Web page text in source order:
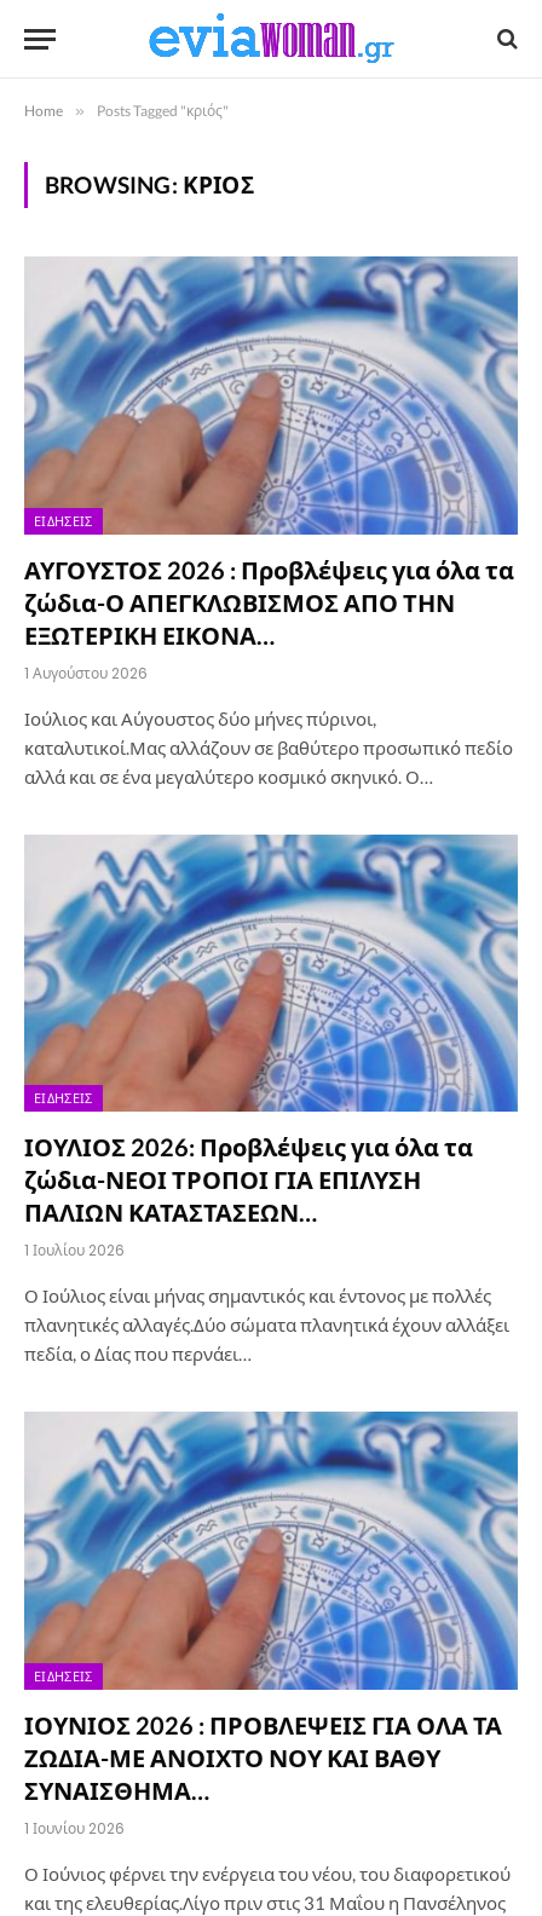
Home » Posts Tagged "κριός"
BROWSING: ΚΡΙΌΣ
ΕΙΔΉΣΕΙΣ
ΑΥΓΟΥΣΤΟΣ 2026 : Προβλέψεις για όλα τα
ζώδια-Ο ΑΠΕΓΚΛΩΒΙΣΜΟΣ ΑΠΟ ΤΗΝ
ΕΞΩΤΕΡΙΚΗ ΕΙΚΟΝΑ…
1 Αυγούστου 2026
Ιούλιος και Αύγουστος δύο μήνες πύρινοι,
καταλυτικοί.Μας αλλάζουν σε βαθύτερο προσωπικό πεδίο
αλλά και σε ένα μεγαλύτερο κοσμικό σκηνικό. Ο…
ΕΙΔΉΣΕΙΣ
ΙΟΥΛΙΟΣ 2026: Προβλέψεις για όλα τα
ζώδια-ΝΕΟΙ ΤΡΟΠΟΙ ΓΙΑ ΕΠΙΛΥΣΗ
ΠΑΛΙΩΝ ΚΑΤΑΣΤΑΣΕΩΝ…
1 Ιουλίου 2026
Ο Ιούλιος είναι μήνας σημαντικός και έντονος με πολλές
πλανητικές αλλαγές.Δύο σώματα πλανητικά έχουν αλλάξει
πεδία, ο Δίας που περνάει…
ΕΙΔΉΣΕΙΣ
ΙΟΥΝΙΟΣ 2026 : ΠΡΟΒΛΕΨΕΙΣ ΓΙΑ ΟΛΑ ΤΑ
ΖΩΔΙΑ-ΜΕ ΑΝΟΙΧΤΟ ΝΟΥ ΚΑΙ ΒΑΘΥ
ΣΥΝΑΙΣΘΗΜΑ…
1 Ιουνίου 2026
Ο Ιούνιος φέρνει την ενέργεια του νέου, του διαφορετικού
και της ελευθερίας.Λίγο πριν στις 31 Μαΐου η Πανσέληνος